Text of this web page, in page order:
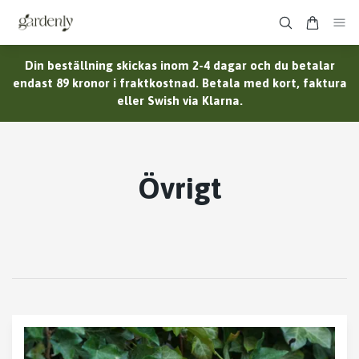
Din beställning skickas inom 2-4 dagar och du betalar
endast 89 kronor i fraktkostnad. Betala med kort, faktura
eller Swish via Klarna.
Övrigt